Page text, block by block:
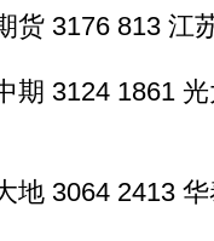
3176 813 江苏
3124 1861 光
3064 2413 华